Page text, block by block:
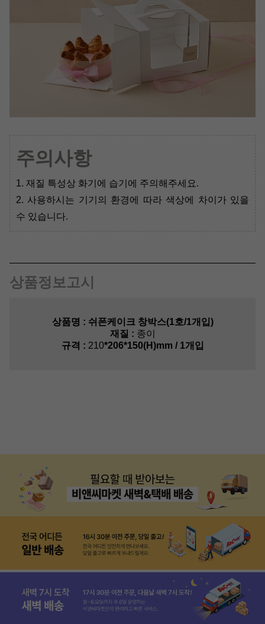
주의사항
1. 재질 특성상 화기에 습기에 주의해주세요.
2. 사용하시는 기기의 환경에 따라 색상에 차이가 있을
수 있습니다.
상품정보고시
상품명 : 쉬폰케이크 창박스(1호/1개입)
재질 : 종이
규격 : 210*206*150(H)mm / 1개입